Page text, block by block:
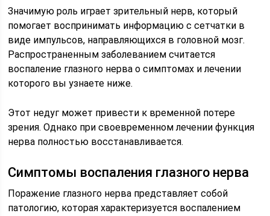
Значимую роль играет зрительный нерв, который
помогает воспринимать информацию с сетчатки в
виде импульсов, направляющихся в головной мозг.
Распространенным заболеванием считается
воспаление глазного нерва о симптомах и лечении
которого вы узнаете ниже.
Этот недуг может привести к временной потере
зрения. Однако при своевременном лечении функция
нерва полностью восстанавливается.
Симптомы воспаления глазного нерва
Поражение глазного нерва представляет собой
патологию, которая характеризуется воспалением